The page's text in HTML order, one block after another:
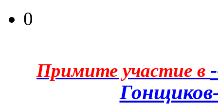
0
Примите участие в